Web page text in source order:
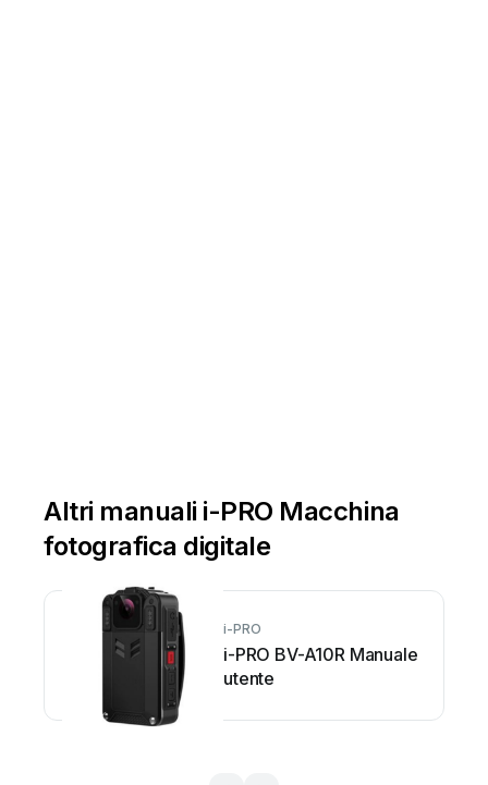
Altri manuali i-PRO Macchina
fotografica digitale
i-PRO
i-PRO BV-A10R Manuale
utente